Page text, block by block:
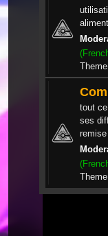
tout
ses